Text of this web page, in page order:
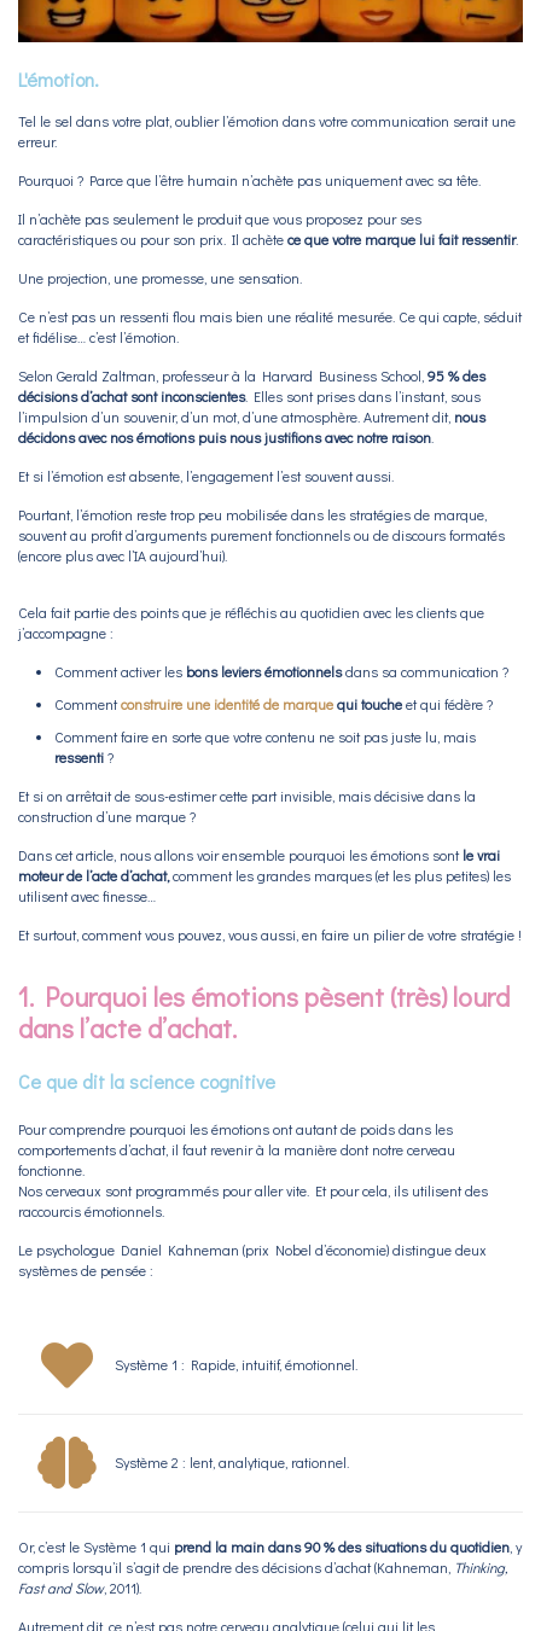
L'émotion.
Tel le sel dans votre plat, oublier l’émotion dans votre communication serait une
erreur.
Pourquoi ? Parce que l’être humain n’achète pas uniquement avec sa tête.
Il n’achète pas seulement le produit que vous proposez pour ses
caractéristiques ou pour son prix. Il achètece que votre marque lui fait ressentir.
Une projection, une promesse, une sensation.
Ce n’est pas un ressenti flou mais bien une réalité mesurée. Ce qui capte, séduit
et fidélise… c’est l’émotion.
Selon Gerald Zaltman, professeur à la Harvard Business School,95 % des
décisions d’achat sont inconscientes. Elles sont prises dans l’instant, sous
l’impulsion d’un souvenir, d’un mot, d’une atmosphère. Autrement dit, nous
décidons avec nos émotions puis nous justifions avec notre raison.
Et si l’émotion est absente, l’engagement l’est souvent aussi.
Pourtant, l’émotion reste trop peu mobilisée dans les stratégies de marque,
souvent au profit d’arguments purement fonctionnels ou de discours formatés
(encore plus avec l’IA aujourd’hui).
Cela fait partie des points que je réfléchis au quotidien avec les clients que
j’accompagne :
Comment activer les bons leviers émotionnelsdans sa communication ?
Commentconstruire une identité de marquequi toucheet qui fédère ?
Comment faire en sorte que votre contenu ne soit pas juste lu, mais
ressenti?
Et si on arrêtait de sous-estimer cette part invisible, mais décisive dans la
construction d’une marque ?
Dans cet article, nous allons voir ensemble pourquoi les émotions sontle vrai
moteur de l’acte d’achat,comment les grandes marques (et les plus petites) les
utilisent avec finesse…
Et surtout, comment vous pouvez, vous aussi, en faire un pilier de votre stratégie !
1. Pourquoi les émotions pèsent (très) lourd
dans l’acte d’achat.
Ce que dit la science cognitive
Pour comprendre pourquoi les émotions ont autant de poids dans les
comportements d’achat, il faut revenir à la manière dont notre cerveau
fonctionne.
Nos cerveaux sont programmés pour aller vite. Et pour cela, ils utilisent des
raccourcis émotionnels.
Le psychologue Daniel Kahneman (prix Nobel d’économie) distingue deux
systèmes de pensée :
Système 1 : Rapide, intuitif, émotionnel.
Système 2 : lent, analytique, rationnel.
Or, c’est le Système 1 qui prend la main dans 90 % des situations du quotidien, y
compris lorsqu’il s’agit de prendre des décisions d’achat (Kahneman, Thinking,
Fast and Slow, 2011).
Autrement dit, ce n’est pas notre cerveau analytique (celui qui lit les